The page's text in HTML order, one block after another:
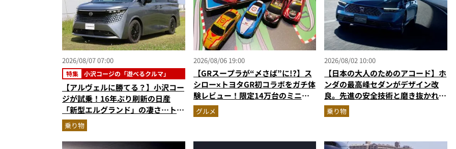
2026/08/07 07:00
特集 小沢コージの「遊べるクルマ」
【アルヴェルに勝てる？】小沢コー
ジが試乗！16年ぶり刷新の日産
「新型エルグランド」の凄さ…トル
ク500Nm超の第3世代e-POWER＆
和の格調高きデザインを徹底チェッ
ク
乗り物
2026/08/06 19:00
【GRスープラが“〆さば”に!?】ス
シロー×トヨタGR初コラボをガチ体
験レビュー！限定14万台のミニカ
ー＆体験型演出に大人も子供も大興
奮間違いなし
グルメ
2026/08/02 10:00
【日本の大人のためのアコード】ホ
ンダの最高峰セダンがデザイン改
良。先進の安全技術と磨き抜かれた
美しさでさらに上質に
乗り物